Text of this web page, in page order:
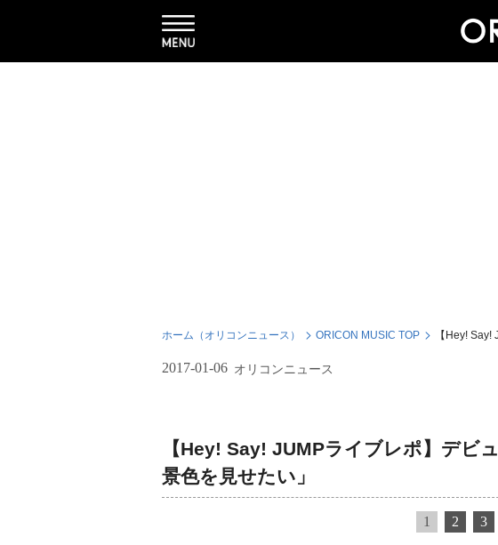
ホーム（オリコンニュース） ORICON MUSIC TOP 【Hey!
2017-01-06 オリコンニュース
【Hey! Say! JUMPライブレポ】デビ
景色を見せたい」
1 2 3